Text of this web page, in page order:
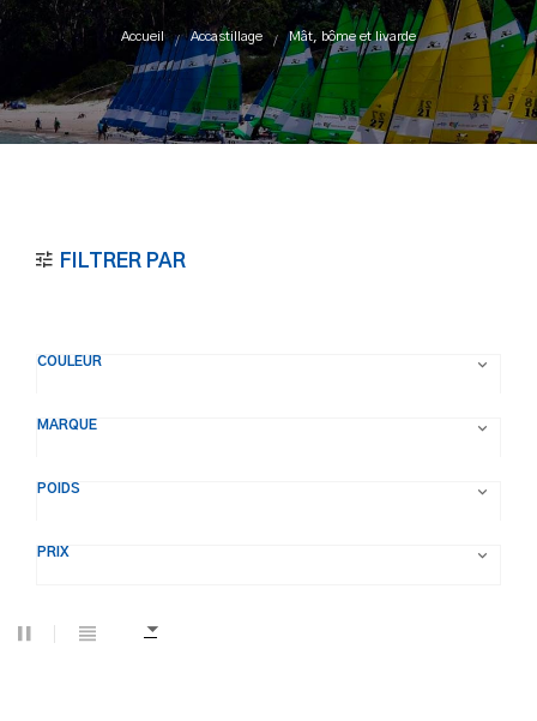
Accueil Accastillage Mât, bôme et livarde
FILTRER PAR
COULEUR 
MARQUE 
POIDS 
PRIX 